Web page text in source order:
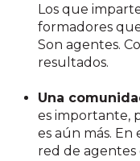
Los que
formadores
Son agentes.
resultados.
Una
es importante,
es aún más. En
red de